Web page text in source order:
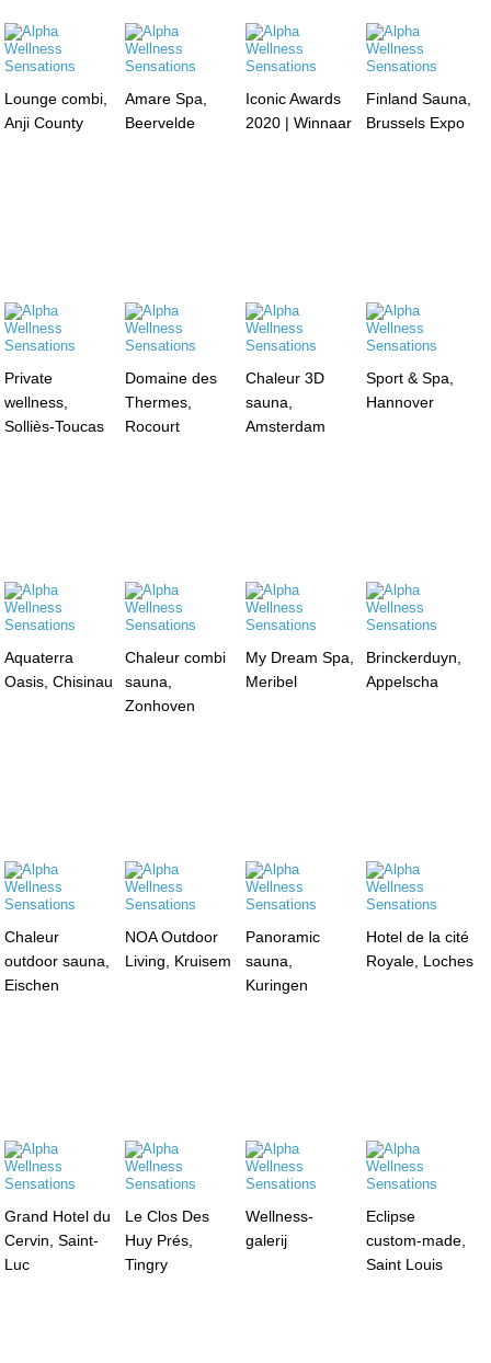
Lounge combi,
Anji County
Amare Spa,
Beervelde
Iconic Awards
2020 | Winnaar
Finland Sauna,
Brussels Expo
Private
wellness,
Solliès-Toucas
Domaine des
Thermes,
Rocourt
Chaleur 3D
sauna,
Amsterdam
Sport & Spa,
Hannover
Aquaterra
Oasis, Chisinau
Chaleur combi
sauna,
Zonhoven
My Dream Spa,
Meribel
Brinckerduyn,
Appelscha
Chaleur
outdoor sauna,
Eischen
NOA Outdoor
Living, Kruisem
Panoramic
sauna,
Kuringen
Hotel de la cité
Royale, Loches
Grand Hotel du
Cervin, Saint-
Luc
Le Clos Des
Huy Prés,
Tingry
Wellness-
galerij
Eclipse
custom-made,
Saint Louis